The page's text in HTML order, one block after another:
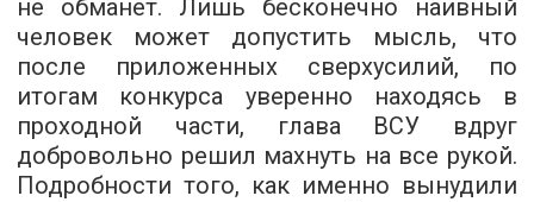
не обманет. Лишь бесконечно наивный
человек может допустить мысль, что
после приложенных сверхусилий, по
итогам конкурса уверенно находясь в
проходной части, глава ВСУ вдруг
добровольно решил махнуть на все рукой.
Подробности того, как именно вынудили